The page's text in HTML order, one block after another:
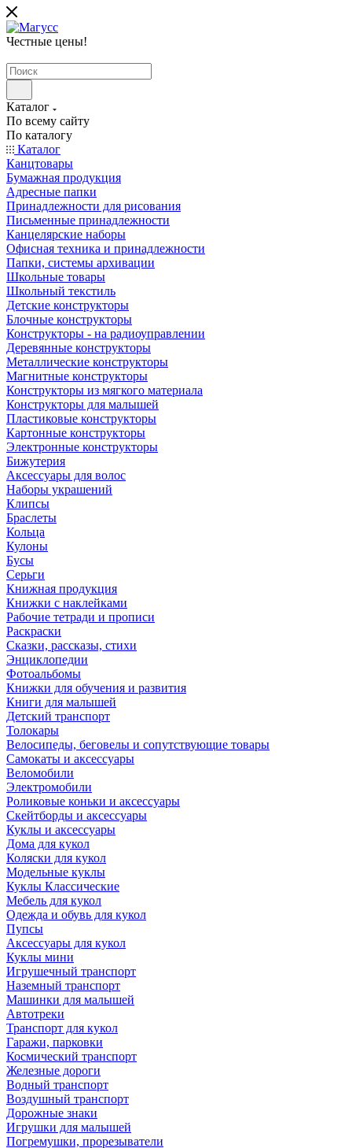
Честные цены!
Каталог
По всему сайту
По каталогу
Каталог
Канцтовары
Бумажная продукция
Адресные папки
Принадлежности для рисования
Письменные принадлежности
Канцелярские наборы
Офисная техника и принадлежности
Папки, системы архивации
Школьные товары
Школьный текстиль
Детские конструкторы
Блочные конструкторы
Конструкторы - на радиоуправлении
Деревянные конструкторы
Металлические конструкторы
Магнитные конструкторы
Конструкторы из мягкого материала
Конструкторы для малышей
Пластиковые конструкторы
Картонные конструкторы
Электронные конструкторы
Бижутерия
Аксессуары для волос
Наборы украшений
Клипсы
Браслеты
Кольца
Кулоны
Бусы
Серьги
Книжная продукция
Книжки с наклейками
Рабочие тетради и прописи
Раскраски
Сказки, рассказы, стихи
Энциклопедии
Фотоальбомы
Книжки для обучения и развития
Книги для малышей
Детский транспорт
Толокары
Велосипеды, беговелы и сопутствующие товары
Самокаты и аксессуары
Веломобили
Электромобили
Роликовые коньки и аксессуары
Скейтборды и аксессуары
Куклы и аксессуары
Дома для кукол
Коляски для кукол
Модельные куклы
Куклы Классические
Мебель для кукол
Одежда и обувь для кукол
Пупсы
Аксессуары для кукол
Куклы мини
Игрушечный транспорт
Наземный транспорт
Машинки для малышей
Автотреки
Транспорт для кукол
Гаражи, парковки
Космический транспорт
Железные дороги
Водный транспорт
Воздушный транспорт
Дорожные знаки
Игрушки для малышей
Погремушки, прорезыватели